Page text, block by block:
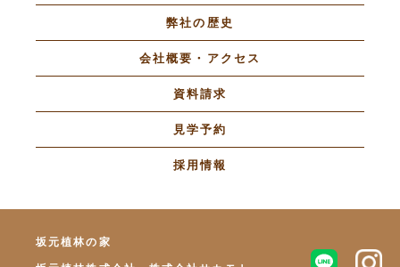
弊社の歴史
会社概要・アクセス
資料請求
見学予約
採用情報
坂元植林の家